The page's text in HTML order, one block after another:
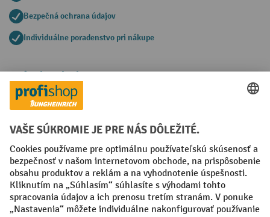
Bezpečná ochrana údajov
Individuálne poradenstvo pri nákupe
Spôsoby platby
Creditcard (Master)Creditcard (Visa)
Faktúra Predplatba
Sociálne siete
Facebook
YouTube
LinkedIn